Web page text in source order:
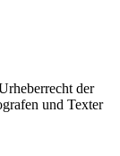
der
und Texter